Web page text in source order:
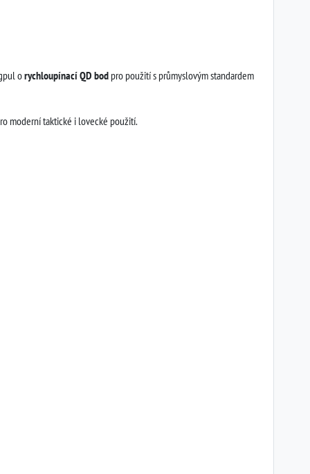
orychloupínací QD bod pro použití s průmyslovým standardem
moderní taktické i lovecké použití.